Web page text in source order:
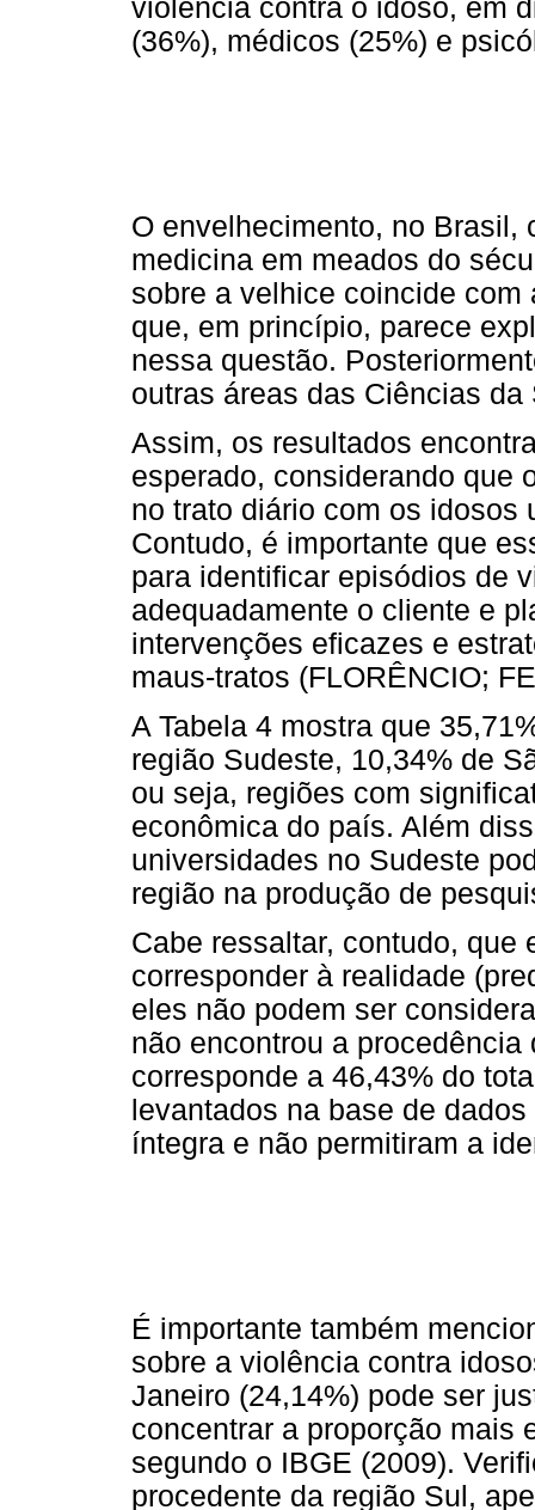
violência contra o idoso, em
(36%), médicos (25%) e
O envelhecimento, no Brasil,
medicina em meados do
sobre a velhice coincide
que, em princípio, parece
nessa questão.
outras áreas das Ciências
Assim, os resultados
esperado, considerando que
no trato diário com os idosos
Contudo, é importante que
para identificar episódios de
adequadamente o cliente e
intervenções eficazes e
maus-tratos (FLORÊNCIO;
A Tabela 4 mostra que
região Sudeste, 10,34% de
ou seja, regiões com
econômica do país. Além
universidades no Sudeste
região na produção de
Cabe ressaltar, contudo, que
corresponder à realidade
eles não podem ser
não encontrou a
corresponde a 46,43% do
levantados na base de
íntegra e não permitiram a
É importante também
sobre a violência contra
Janeiro (24,14%) pode ser
concentrar a proporção mais
segundo o IBGE (2009).
procedente da região Sul,